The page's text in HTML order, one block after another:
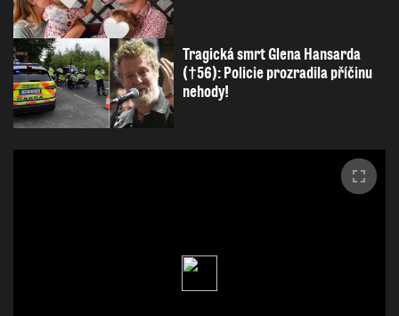
Tragická smrt Glena Hansarda
(†56): Policie prozradila příčinu
nehody!